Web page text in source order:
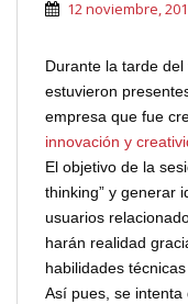
12 noviembre,
Durante la tarde
estuvieron
empresa que fue
innovación y
El objetivo de la
thinking” y generar
usuarios
harán realidad
habilidades
Así pues, se